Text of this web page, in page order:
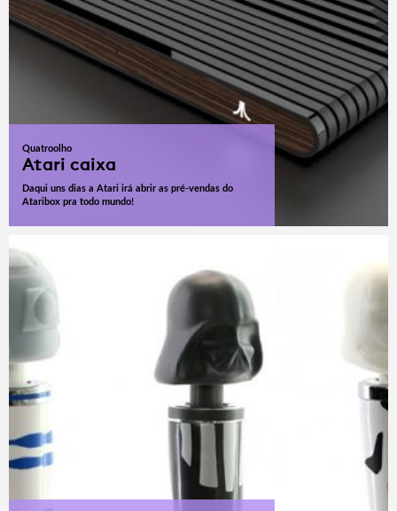
Quatroolho
Atari caixa
Daqui uns dias a Atari irá abrir as pré-vendas do
Ataribox pra todo mundo!